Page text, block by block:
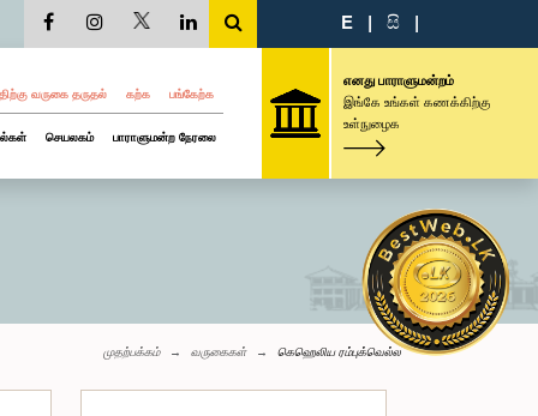
E | සි |
வருகை தருதல் கற்க பங்கேற்க
செயலகம் பாராளுமன்ற நேரலை
எனது பாராளுமன்றம்
இங்கே உங்கள் கணக்கிற்கு
உள்நுழைக
முதற்பக்கம் வருகைகள் கெஹெலிய ரம்புக்வெல்ல